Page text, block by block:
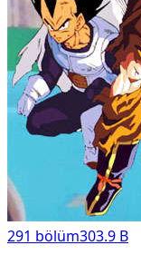
291 bölüm303.9 B